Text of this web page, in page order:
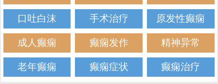
口吐白沫 手术治疗 原发性癫痫
成人癫痫 癫痫发作 精神异常
老年癫痫 癫痫症状 癫痫治疗